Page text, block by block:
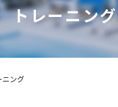
トレーニング
ニング